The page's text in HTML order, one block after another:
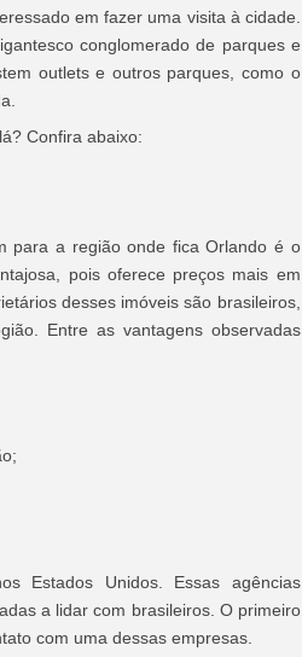
em fazer uma visita à cidade.
conglomerado de parques e
outlets e outros parques, como o
Confira abaixo:
para a região onde fica Orlando é o
pois oferece preços mais em
desses imóveis são brasileiros,
Entre as vantagens observadas
Estados Unidos. Essas agências
a lidar com brasileiros. O primeiro
com uma dessas empresas.